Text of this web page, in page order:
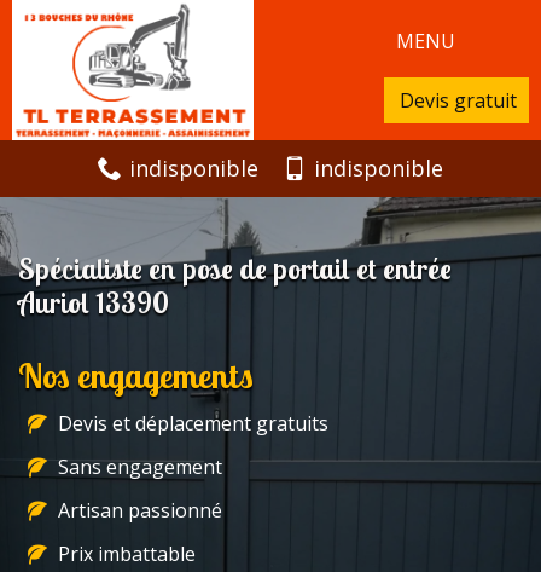
MENU
Devis gratuit
indisponible indisponible
Spécialiste en pose de portail et entrée
Auriol 13390
Nos engagements
Devis et déplacement gratuits
Sans engagement
Artisan passionné
Prix imbattable